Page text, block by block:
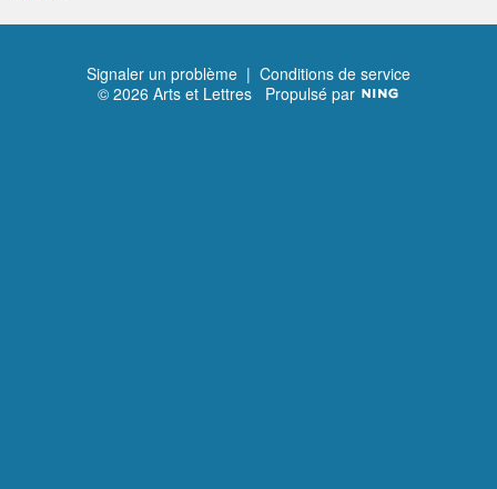
Signaler un problème | Conditions de service
© 2026 Arts et Lettres Propulsé par